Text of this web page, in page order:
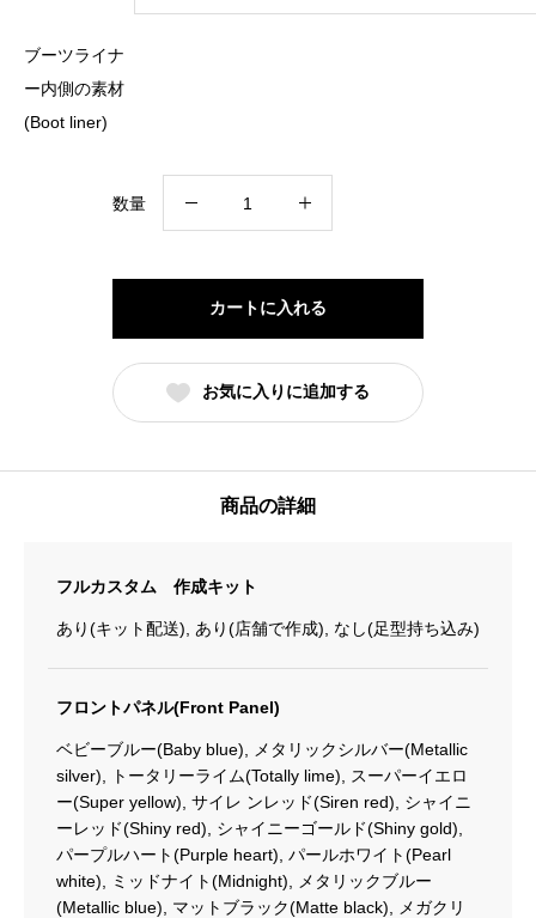
ブーツライナ
ー内側の素材
(Boot liner)
数量
ン
用
カ
タ
ー
ツ
ー
ボ
ッ
ク
ス
カートに入れる
お気に入りに追加する
商品の詳細
フルカスタム 作成キット
あり(キット配送), あり(店舗で作成), なし(足型持ち込み)
フロントパネル(Front Panel)
ベビーブルー(Baby blue), メタリックシルバー(Metallic
silver), トータリーライム(Totally lime), スーパーイエロ
ー(Super yellow), サイレ ンレッド(Siren red), シャイニ
ーレッド(Shiny red), シャイニーゴールド(Shiny gold),
パープルハート(Purple heart), パールホワイト(Pearl
white), ミッドナイト(Midnight), メタリックブルー
(Metallic blue), マットブラック(Matte black), メガクリ